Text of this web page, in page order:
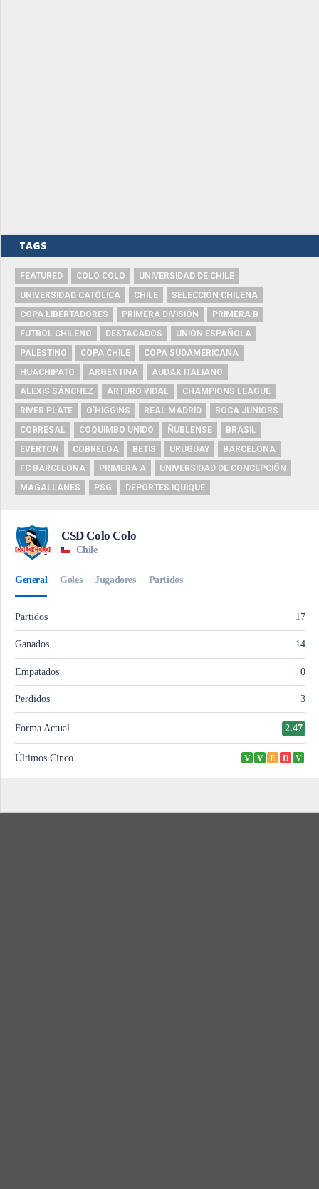
TAGS
FEATURED COLO COLO
UNIVERSIDAD DE CHILE
UNIVERSIDAD CATÓLICA
CHILE
SELECCIÓN CHILENA
COPA LIBERTADORES
PRIMERA DIVISIÓN
PRIMERA B
FUTBOL CHILENO
DESTACADOS
UNIÓN ESPAÑOLA
PALESTINO
COPA CHILE
COPA SUDAMERICANA
HUACHIPATO
ARGENTINA
AUDAX ITALIANO
ALEXIS SÁNCHEZ
ARTURO VIDAL
CHAMPIONS LEAGUE
RIVER PLATE
O'HIGGINS REAL MADRID
BOCA JUNIORS
COBRESAL
COQUIMBO UNIDO ÑUBLENSE
BRASIL
EVERTON
COBRELOA BETIS URUGUAY
BARCELONA
FC BARCELONA
PRIMERA A
UNIVERSIDAD DE CONCEPCIÓN
MAGALLANES
PSG DEPORTES IQUIQUE